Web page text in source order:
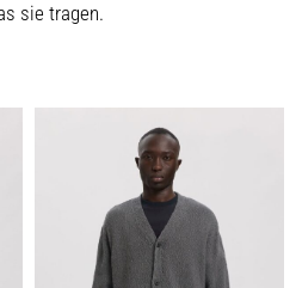
sie tragen.